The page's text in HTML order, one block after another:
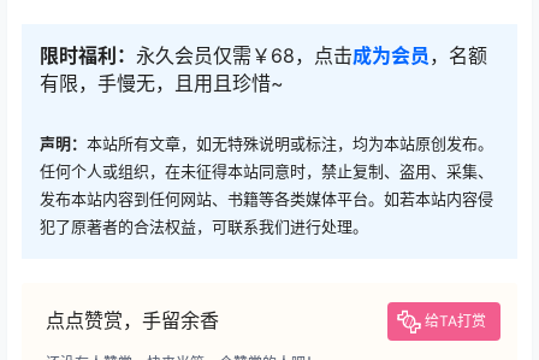
限时福利： 永久会员仅需￥68，点击成为会员 ，名额
有限，手慢无，且用且珍惜~
声明： 本站所有文章，如无特殊说明或标注，均为本站原创发布。
任何个人或组织，在未征得本站同意时，禁止复制、盗用、采集、
发布本站内容到任何网站、书籍等各类媒体平台。如若本站内容侵
犯了原著者的合法权益，可联系我们进行处理。
点点赞赏，手留余香 给TA打赏